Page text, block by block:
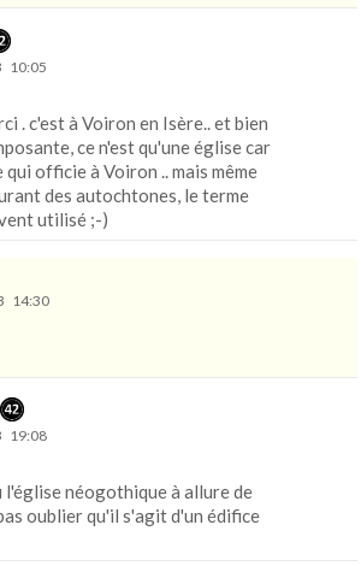
10:05
. c'est à Voiron en Isère.. et bien
ce n'est qu'une église car
qui officie à Voiron .. mais même
des autochtones, le terme
utilisé ;-)
14:30
19:08
néogothique à allure de
oublier qu'il s'agit d'un édifice